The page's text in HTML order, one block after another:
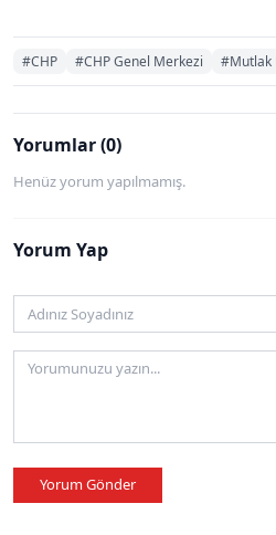
#CHP #CHP Genel Merkezi #Mutlak
Yorumlar (0)
Henüz yorum yapılmamış.
Yorum Yap
Yorum Gönder